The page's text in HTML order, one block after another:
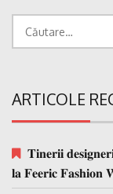
ARTICOLE
𝐓𝐢𝐧𝐞𝐫𝐢𝐢
𝐥𝐚 𝐅𝐞𝐞𝐫𝐢𝐜